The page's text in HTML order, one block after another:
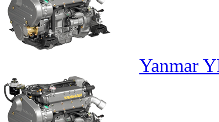
Yanmar